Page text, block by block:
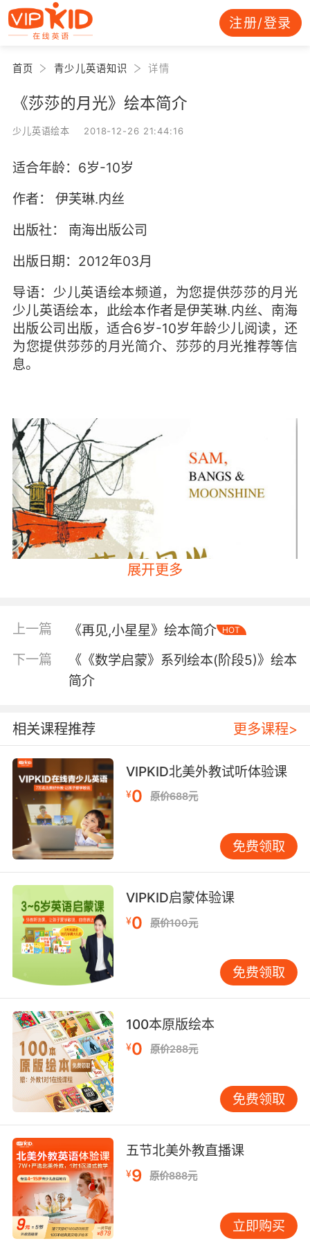
注册/登录
首页 青少儿英语知识 详情
《莎莎的月光》绘本简介
少儿英语绘本 2018-12-26 21:44:16
适合年龄：6岁-10岁
作者： 伊芙琳.内丝
出版社： 南海出版公司
出版日期：2012年03月
导语：少儿英语绘本频道，为您提供莎莎的月光
少儿英语绘本，此绘本作者是伊芙琳.内丝、南海
出版公司出版，适合6岁-10岁年龄少儿阅读，还
为您提供莎莎的月光简介、莎莎的月光推荐等信
息。
内容简介
小女孩莎莎喜欢编造各种稀奇古怪的事情，她一
直不明白“月光”和“真实”有什么区别。在莎莎编织
的“月光”中，有威风凛凛的大狮子，有可爱的袋
鼠宝宝，有美人鱼妈妈，还有龙拉的战车……可是
有一天，当朋友托马斯因为去寻找根本不存在的
袋鼠宝宝而遭遇危险时，莎莎终于领悟了“月光”
与“真实”的区别。
在英语中，“moonshine”一词既可以表示月光，
又可以表示空想出来的事，因此爸爸口中所说的
“假想”，在莎莎听来却总是“月光”。四届凯迪克大
奖得主伊芙琳•内丝以非凡的艺术功力，成功运用
黑、灰、金三色，描绘出美国北部海岸平静的渔
村风光及生活于其中的孩子们内心的骚动。故事
给小读者们提出了一些问题，包括如何区分想象
和现实，想象有没有好坏之分等等。书中爸爸对
莎莎的接纳、关怀和引导等种种表现，对面临相
似问题的家长应该也有所启发吧。
展开更多
上一篇 《再见,小星星》绘本简介 HOT
下一篇
《《数学启蒙》系列绘本(阶段5)》绘本
简介
相关课程推荐 更多课程>
VIPKID北美外教试听体验课
¥0 原价688元
免费领取
VIPKID启蒙体验课
¥0 原价100元
免费领取
100本原版绘本
¥0 原价288元
免费领取
五节北美外教直播课
¥9 原价888元
立即购买